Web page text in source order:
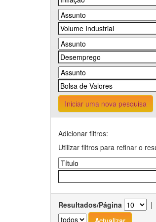
Iniciar uma nova pesquisa
Adicionar filtros:
Utilizar filtros para refinar o
Resultados/Página |